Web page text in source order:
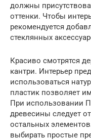
должны
оттенки. Чтобы
рекомендуется
стеклянных
Красиво смотрятся
кантри. Интерьер
использоваться
пластик позволяет
При использовании
древесины следует
остальных
выбирать простые